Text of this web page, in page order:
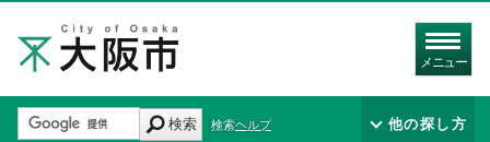
メニュー
検索 検索ヘルプ 他の探し方